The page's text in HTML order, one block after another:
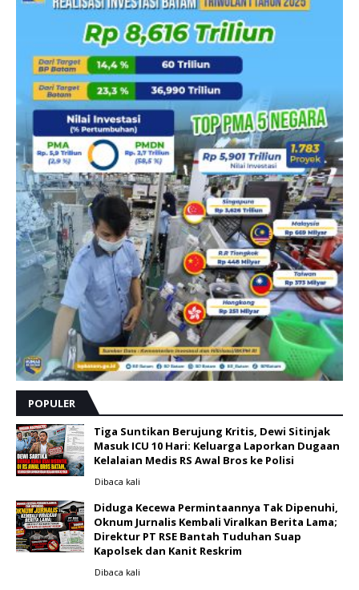
POPULER
Tiga Suntikan Berujung Kritis, Dewi Sitinjak
Masuk ICU 10 Hari: Keluarga Laporkan Dugaan
Kelalaian Medis RS Awal Bros ke Polisi ‎
Dibaca kali
Diduga Kecewa Permintaannya Tak Dipenuhi,
Oknum Jurnalis Kembali Viralkan Berita Lama;
Direktur PT RSE Bantah Tuduhan Suap
Kapolsek dan Kanit Reskrim
Dibaca kali